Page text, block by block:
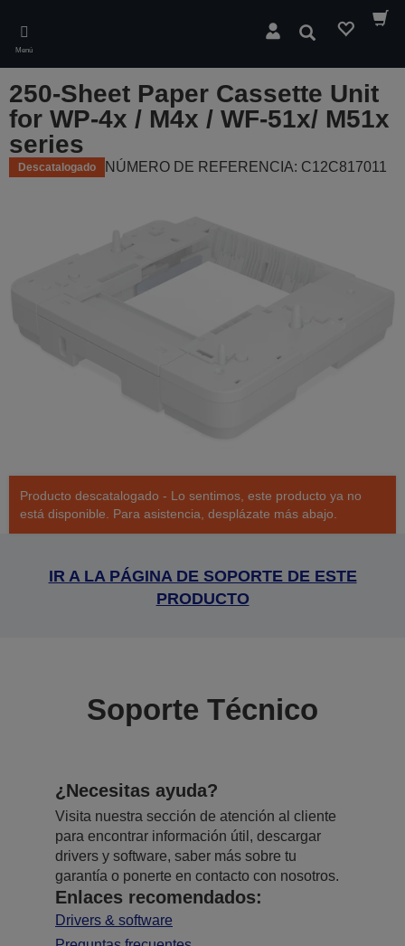
main
content
Menú
Buscar
250-Sheet Paper Cassette Unit
for WP-4x / M4x / WF-51x/ M51x
series
Descatalogado NÚMERO DE REFERENCIA: C12C817011
Producto descatalogado - Lo sentimos, este producto ya no
está disponible. Para asistencia, desplázate más abajo.
IR A LA PÁGINA DE SOPORTE DE ESTE
PRODUCTO
Soporte Técnico
¿Necesitas ayuda?
Visita nuestra sección de atención al cliente
para encontrar información útil, descargar
drivers y software, saber más sobre tu
garantía o ponerte en contacto con nosotros.
Enlaces recomendados:
Drivers & software